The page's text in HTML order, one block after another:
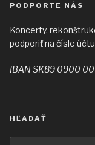
PODPORTE NÁS
Koncerty,
podporiť na čísle
IBAN SK89 0900
HĽADAŤ